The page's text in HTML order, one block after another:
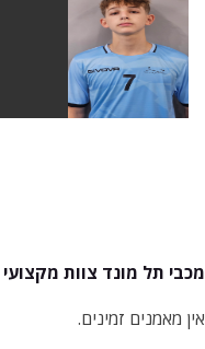
מכבי תל מונד צוות מקצועי
אין מאמנים זמינים.